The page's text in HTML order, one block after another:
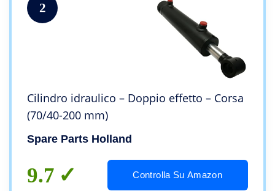
2
Cilindro idraulico – Doppio effetto – Corsa
(70/40-200 mm)
Spare Parts Holland
9.7 Controlla Su Amazon